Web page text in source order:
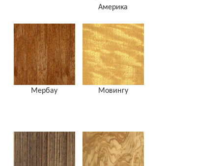
Америка
Мербау Мовингу